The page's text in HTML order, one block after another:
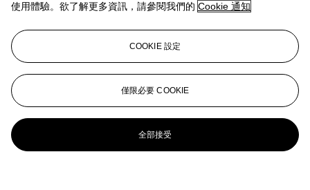
使用體驗。欲了解更多資訊，請參閱我們的 Cookie 通知
COOKIE 設定
僅限必要 COOKIE
全部接受